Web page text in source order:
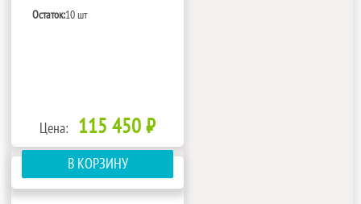
Остаток:10 шт
Цена: 115 450 ₽
В КОРЗИНУ